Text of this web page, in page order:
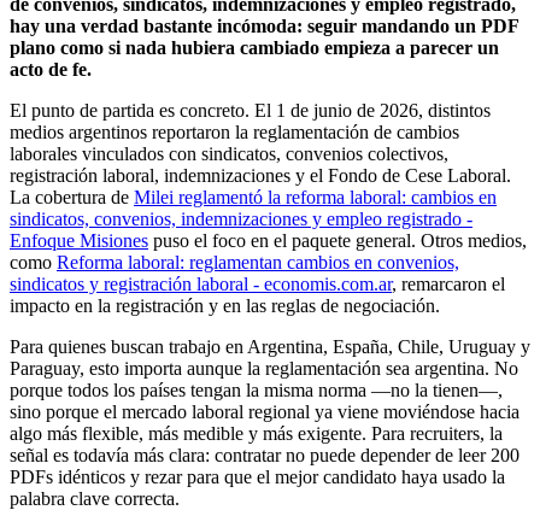
hay una verdad bastante incómoda: seguir mandando un PDF
plano como si nada hubiera cambiado empieza a parecer un
acto de fe.
El punto de partida es concreto. El 1 de junio de 2026, distintos
medios argentinos reportaron la reglamentación de cambios
laborales vinculados con sindicatos, convenios colectivos,
registración laboral, indemnizaciones y el Fondo de Cese Laboral.
La cobertura de Milei reglamentó la reforma laboral: cambios en
sindicatos, convenios, indemnizaciones y empleo registrado -
Enfoque Misiones puso el foco en el paquete general. Otros medios,
como Reforma laboral: reglamentan cambios en convenios,
sindicatos y registración laboral - economis.com.ar, remarcaron el
impacto en la registración y en las reglas de negociación.
Para quienes buscan trabajo en Argentina, España, Chile, Uruguay y
Paraguay, esto importa aunque la reglamentación sea argentina. No
porque todos los países tengan la misma norma —no la tienen—,
sino porque el mercado laboral regional ya viene moviéndose hacia
algo más flexible, más medible y más exigente. Para recruiters, la
señal es todavía más clara: contratar no puede depender de leer 200
PDFs idénticos y rezar para que el mejor candidato haya usado la
palabra clave correcta.